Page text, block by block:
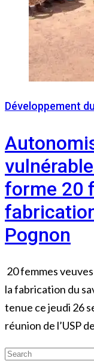
Développement
forme 20
Pognon
20 femmes
la fabrication du
tenue ce jeudi 26
réunion de l’USP
Search